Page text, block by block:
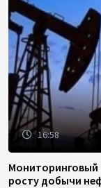
16:58
росту добычи